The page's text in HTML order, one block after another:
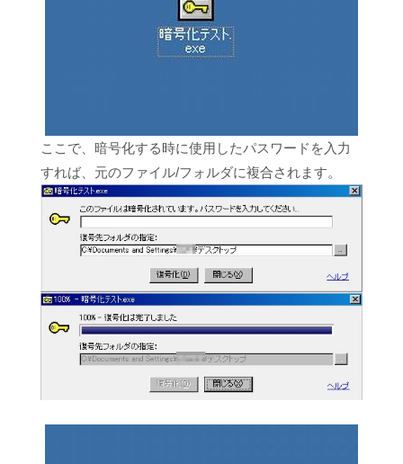
ここで、暗号化する時に使用したパスワードを入力
すれば、元のファイル/フォルダに複合されます。